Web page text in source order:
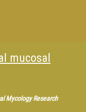
mucosal
Mycology Research